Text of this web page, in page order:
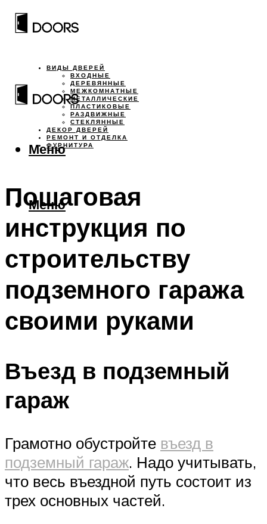
ВИДЫ ДВЕРЕЙ
ВХОДНЫЕ
ДЕРЕВЯННЫЕ
МЕЖКОМНАТНЫЕ
МЕТАЛЛИЧЕСКИЕ
ПЛАСТИКОВЫЕ
РАЗДВИЖНЫЕ
СТЕКЛЯННЫЕ
ДЕКОР ДВЕРЕЙ
РЕМОНТ И ОТДЕЛКА
ФУРНИТУРА
Меню
Меню
Пошаговая
инструкция по
строительству
подземного гаража
своими руками
Въезд в подземный
гараж
Грамотно обустройте въезд в
подземный гараж. Надо учитывать,
что весь въездной путь состоит из
трех основных частей.